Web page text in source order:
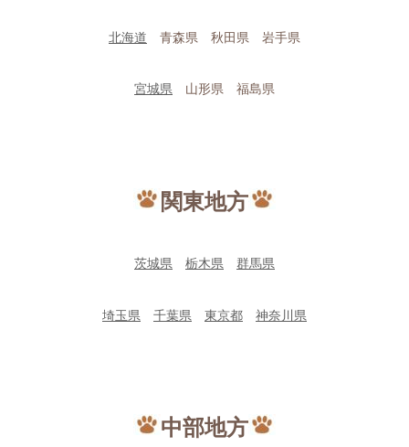
北海道 青森県 秋田県 岩手県
宮城県 山形県 福島県
関東地方
茨城県 栃木県 群馬県
埼玉県 千葉県 東京都 神奈川県
中部地方